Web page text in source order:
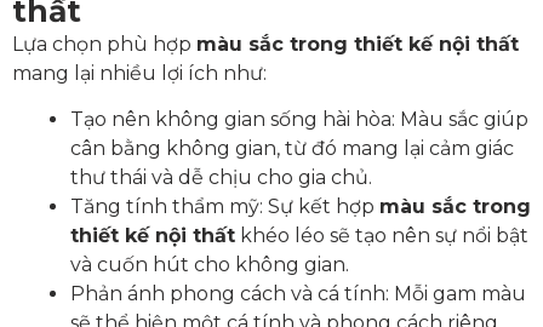
thất
Lựa chọn phù hợp màu sắc trong thiết kế nội thất
mang lại nhiều lợi ích như:
Tạo nên không gian sống hài hòa: Màu sắc giúp
cân bằng không gian, từ đó mang lại cảm giác
thư thái và dễ chịu cho gia chủ.
Tăng tính thẩm mỹ: Sự kết hợp màu sắc trong
thiết kế nội thất khéo léo sẽ tạo nên sự nổi bật
và cuốn hút cho không gian.
Phản ánh phong cách và cá tính: Mỗi gam màu